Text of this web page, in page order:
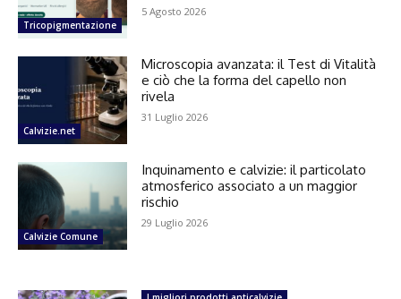
Tricopigmentazione
5 Agosto 2026
Calvizie.net
Microscopia avanzata: il Test di Vitalità
e ciò che la forma del capello non
rivela
31 Luglio 2026
Calvizie Comune
Inquinamento e calvizie: il particolato
atmosferico associato a un maggior
rischio
29 Luglio 2026